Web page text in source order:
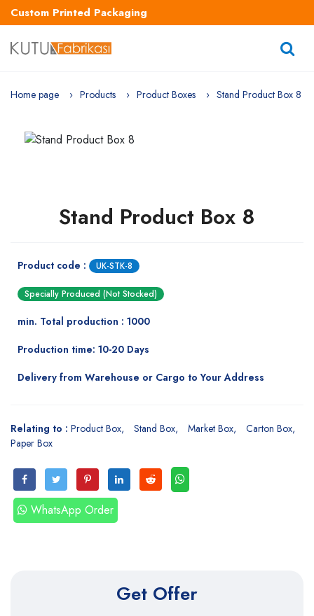
Custom Printed Packaging
Home page Products Product Boxes Stand Product Box 8
Stand Product Box 8
Product code : UK-STK-8
Specially Produced (Not Stocked)
min. Total production : 1000
Production time: 10-20 Days
Delivery from Warehouse or Cargo to Your Address
Relating to : Product Box Stand Box Market Box
Carton Box
Paper Box
WhatsApp Order
Get Offer